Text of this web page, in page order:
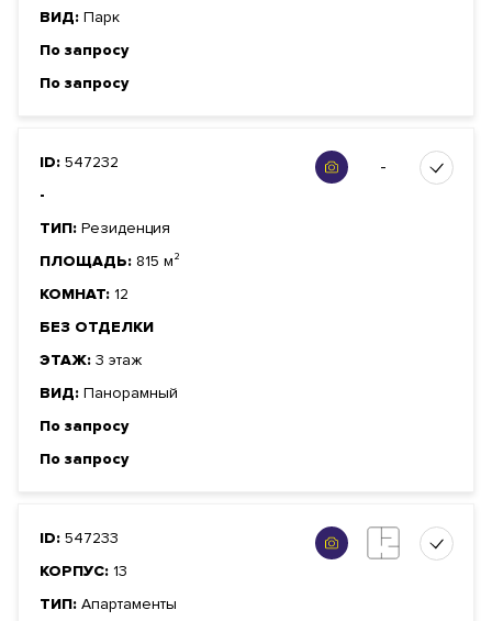
ВИД: Парк
По запросу
По запросу
ID: 547232
-
ТИП: Резиденция
ПЛОЩАДЬ: 815 м²
КОМНАТ: 12
БЕЗ ОТДЕЛКИ
ЭТАЖ: 3 этаж
ВИД: Панорамный
По запросу
По запросу
-
ID: 547233
КОРПУС: 13
ТИП: Апартаменты